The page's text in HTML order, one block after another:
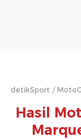
detikSport
Hasil